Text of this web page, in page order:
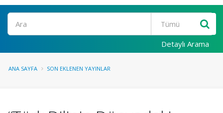
Ara
Detaylı Arama
ANA SAYFA SON EKLENEN YAYINLAR